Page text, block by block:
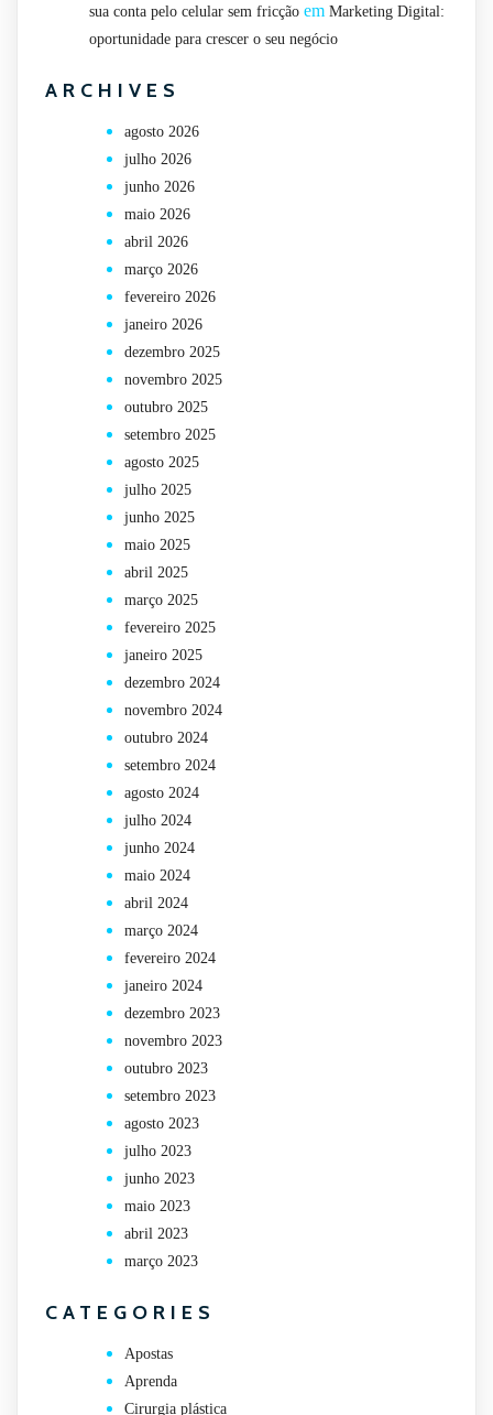
sua conta pelo celular sem fricção em Marketing Digital:
oportunidade para crescer o seu negócio
ARCHIVES
agosto 2026
julho 2026
junho 2026
maio 2026
abril 2026
março 2026
fevereiro 2026
janeiro 2026
dezembro 2025
novembro 2025
outubro 2025
setembro 2025
agosto 2025
julho 2025
junho 2025
maio 2025
abril 2025
março 2025
fevereiro 2025
janeiro 2025
dezembro 2024
novembro 2024
outubro 2024
setembro 2024
agosto 2024
julho 2024
junho 2024
maio 2024
abril 2024
março 2024
fevereiro 2024
janeiro 2024
dezembro 2023
novembro 2023
outubro 2023
setembro 2023
agosto 2023
julho 2023
junho 2023
maio 2023
abril 2023
março 2023
CATEGORIES
Apostas
Aprenda
Cirurgia plástica